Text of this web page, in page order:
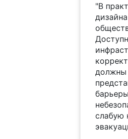
"В
должны
слабую